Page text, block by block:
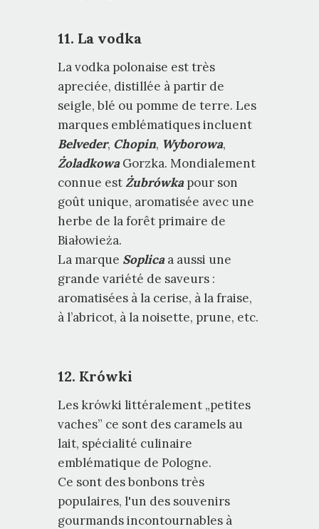
11. La vodka
La vodka polonaise est très
apreciée, distillée à partir de
seigle, blé ou pomme de terre. Les
marques emblématiques incluent
Belveder, Chopin, Wyborowa,
ŻoladkowaGorzka. Mondialement
connue estŻubrówkapour son
goût unique, aromatisée avec une
herbe de la forêt primaire de
Białowieża.
La marque Soplicaa aussi une
grande variété de saveurs :
aromatisées à la cerise, à la fraise,
à l’abricot, à la noisette, prune, etc.
12. Krówki
Les krówki littéralement „petites
vaches” ce sont des caramels au
lait, spécialité culinaire
emblématique de Pologne.
Ce sont des bonbons très
populaires, l'un des souvenirs
gourmands incontournables à